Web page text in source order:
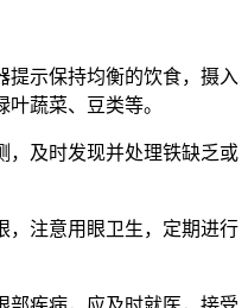
提示保持均衡的饮食，摄入
蔬菜、豆类等。
，及时发现并处理铁缺乏或
，注意用眼卫生，定期进行